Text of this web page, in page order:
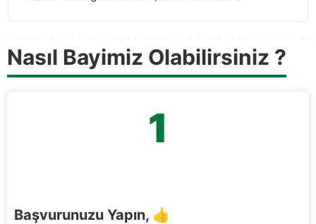
Nasıl Bayimiz Olabilirsiniz ?
1
Başvurunuzu Yapın, 👍